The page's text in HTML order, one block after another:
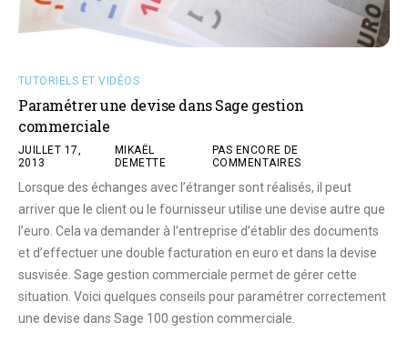
TUTORIELS ET VIDÉOS
Paramétrer une devise dans Sage gestion
commerciale
JUILLET 17,
2013
MIKAËL
DEMETTE
PAS ENCORE DE
COMMENTAIRES
Lorsque des échanges avec l’étranger sont réalisés, il peut
arriver que le client ou le fournisseur utilise une devise autre que
l’euro. Cela va demander à l’entreprise d’établir des documents
et d’effectuer une double facturation en euro et dans la devise
susvisée. Sage gestion commerciale permet de gérer cette
situation. Voici quelques conseils pour paramétrer correctement
une devise dans Sage 100 gestion commerciale.